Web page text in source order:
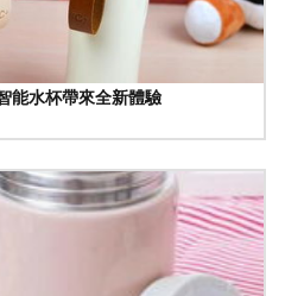
能水杯帶來全新體驗